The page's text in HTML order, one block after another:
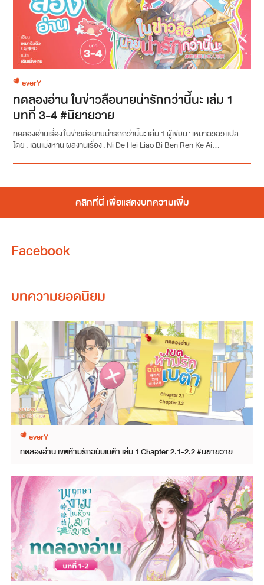
everY
ทดลองอ่าน ในข่าวลือนายน่ารักกว่านี้นะ เล่ม 1
บทที่ 3-4 #นิยายวาย
ทดลองอ่านเรื่อง ในข่าวลือนายน่ารักกว่านี้นะ เล่ม 1 ผู้เขียน : เหมาฉิวฉิว แปล
โดย : เฉินเมิ่งหาน ผลงานเรื่อง : Ni De Hei Liao Bi Ben Ren Ke Ai...
คลิกที่นี่ เพื่อแสดงบทความเพิ่ม
Facebook
บทความยอดนิยม
everY
ทดลองอ่าน เขตห้ามรักฉบับเบต้า เล่ม 1 Chapter 2.1-2.2 #นิยายวาย